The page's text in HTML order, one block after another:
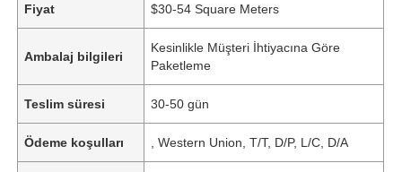
Fiyat $30-54 Square Meters
Ambalaj bilgileri
Kesinlikle Müşteri İhtiyacına Göre
Paketleme
Teslim süresi 30-50 gün
Ödeme koşulları , Western Union, T/T, D/P, L/C, D/A